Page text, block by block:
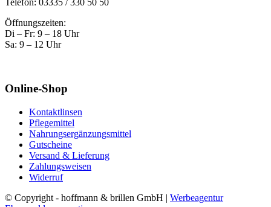
Telefon: 03335 / 330 50 50
Öffnungszeiten:
Di – Fr: 9 – 18 Uhr
Sa: 9 – 12 Uhr
Online-Shop
Kontaktlinsen
Pflegemittel
Nahrungsergänzungsmittel
Gutscheine
Versand & Lieferung
Zahlungsweisen
Widerruf
© Copyright - hoffmann & brillen GmbH | Werbeagentur